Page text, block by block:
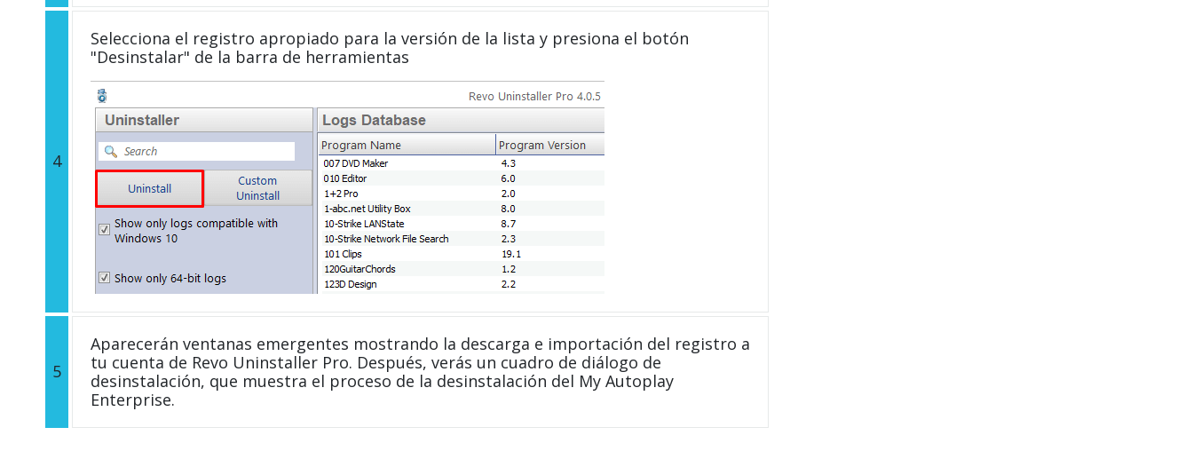
4
Selecciona el registro apropiado para la versión de la lista y presiona el botón
"Desinstalar" de la barra de herramientas
5
Aparecerán ventanas emergentes mostrando la descarga e importación del registro a
tu cuenta de Revo Uninstaller Pro. Después, verás un cuadro de diálogo de
desinstalación, que muestra el proceso de la desinstalación del My Autoplay
Enterprise.